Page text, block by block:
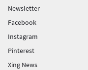
Newsletter
Facebook
Instagram
Pinterest
Xing News